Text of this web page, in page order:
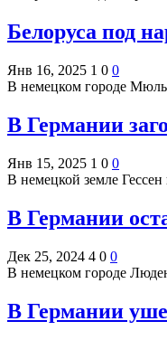
Белоруса под
Янв 16, 2025 1 0 0
В немецком городе
В Германии
Янв 15, 2025 1 0 0
В немецкой земле
В Германии
Дек 25, 2024 4 0 0
В немецком городе
В Германии